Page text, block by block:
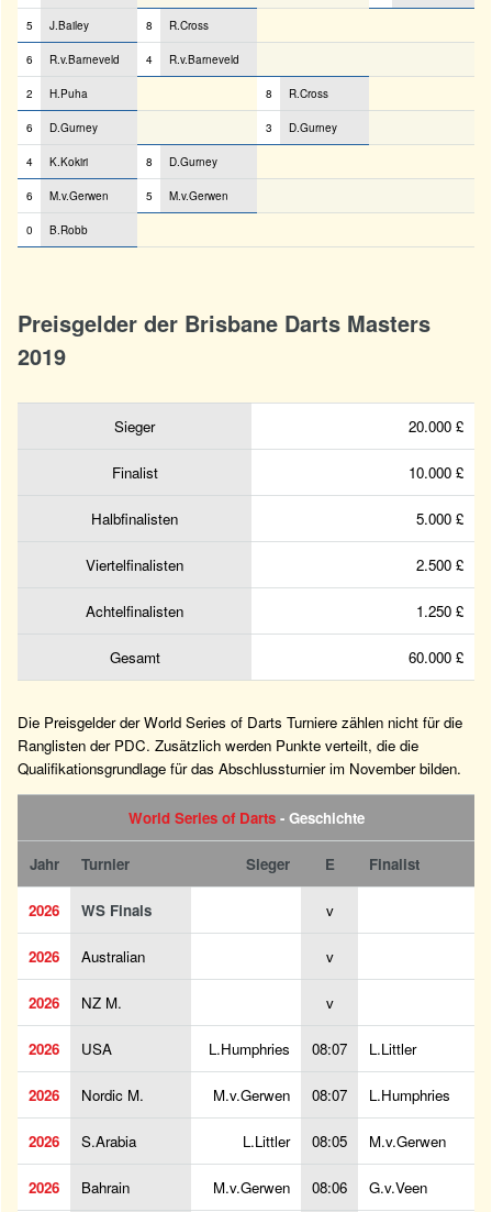
5 J.Bailey 8 R.Cross
6 R.v.Barneveld 4 R.v.Barneveld
2 H.Puha 8 R.Cross
6 D.Gurney 3 D.Gurney
4 K.Kokiri 8 D.Gurney
6 M.v.Gerwen 5 M.v.Gerwen
0 B.Robb
Preisgelder der Brisbane Darts Masters
2019
Sieger 20.000 £
Finalist 10.000 £
Halbfinalisten 5.000 £
Viertelfinalisten 2.500 £
Achtelfinalisten 1.250 £
Gesamt 60.000 £
Die Preisgelder der World Series of Darts Turniere zählen nicht für die
Ranglisten der PDC. Zusätzlich werden Punkte verteilt, die die
Qualifikationsgrundlage für das Abschlussturnier im November bilden.
World Series of Darts- Geschichte
Jahr Turnier Sieger E Finalist
2026 WS Finals v
2026 Australian v
2026 NZ M. v
2026 USA L.Humphries 08:07 L.Littler
2026 Nordic M. M.v.Gerwen 08:07 L.Humphries
2026 S.Arabia L.Littler 08:05 M.v.Gerwen
2026 Bahrain M.v.Gerwen 08:06 G.v.Veen